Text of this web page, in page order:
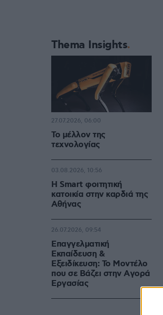
Thema Insights
Το μέλλον της
τεχνολογίας
27.07.2026, 06:00
Η Smart φοιτητική
κατοικία στην καρδιά της
Αθήνας
03.08.2026, 10:56
Επαγγελματική
Εκπαίδευση &
Εξειδίκευση: Το Mοντέλο
που σε Bάζει στην Aγορά
Eργασίας
26.07.2026, 09:54